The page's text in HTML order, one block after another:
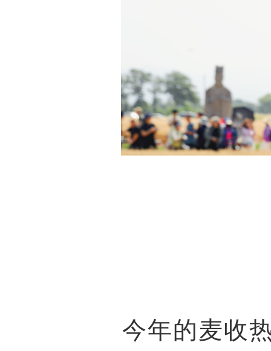
今年的麦收热